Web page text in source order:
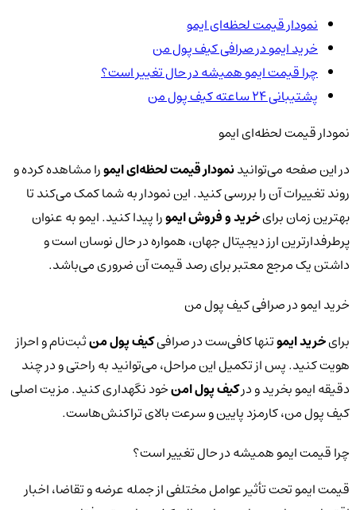
نمودار قیمت لحظه‌ای ایمو
خرید ایمو در صرافی کیف پول من
چرا قیمت ایمو همیشه در حال تغییر است؟
پشتیبانی ۲۴ ساعته کیف پول من
نمودار قیمت لحظه‌ای ایمو
در این صفحه می‌توانیدنمودار قیمت لحظه‌ای ایمورا مشاهده کرده و
روند تغییرات آن را بررسی کنید. این نمودار به شما کمک می‌کند تا
بهترین زمان برایخرید و فروش ایمورا پیدا کنید. ایمو به عنوان
پرطرفدارترین ارز دیجیتال جهان، همواره در حال نوسان است و
داشتن یک مرجع معتبر برای رصد قیمت آن ضروری می‌باشد.
خرید ایمو در صرافی کیف پول من
برایخرید ایموتنها کافی‌ست در صرافیکیف پول منثبت‌نام و احراز
هویت کنید. پس از تکمیل این مراحل، می‌توانید به راحتی و در چند
دقیقه ایمو بخرید و درکیف پول امنخود نگهداری کنید. مزیت اصلی
کیف پول من، کارمزد پایین و سرعت بالای تراکنش‌هاست.
چرا قیمت ایمو همیشه در حال تغییر است؟
قیمت ایمو تحت تأثیر عوامل مختلفی از جمله عرضه و تقاضا، اخبار